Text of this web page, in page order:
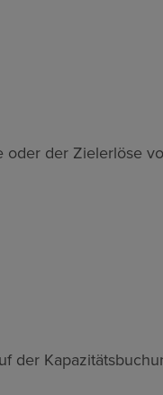
oder der Zielerlöse
der